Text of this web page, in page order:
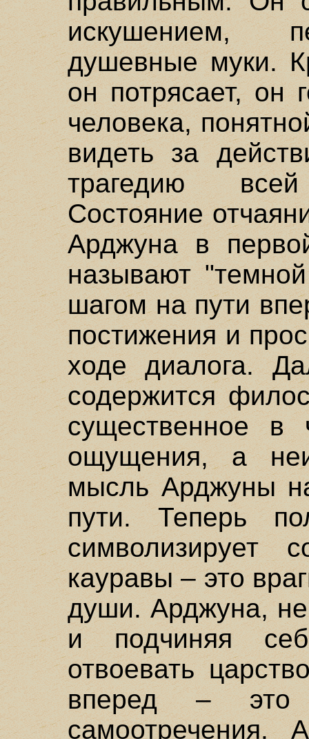
искушением,
душевные муки.
он потрясает, он
человека,
видеть за
трагедию
Состояние
Арджуна в
называют
шагом на пути
постижения и
ходе диалога.
содержится
существенное в
ощущения, а
мысль Арджуны
пути. Теперь
кауравы – это
души. Арджуна,
и подчиняя
отвоевать
вперед – это
самоотречения.